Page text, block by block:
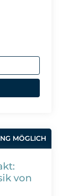
MÖGLICH
von